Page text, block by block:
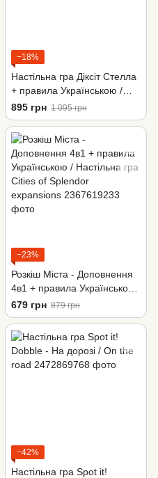
−18%
Настільна гра Діксіт Стелла
+ правила Українською /
Dixit Stella
895 грн 1 095 грн
−23%
Розкіш Міста - Доповнення
4в1 + правила Українською
/ Настільна гра Cities of
Splendor expansions
679 грн 879 грн
−42%
Настільна гра Spot it!